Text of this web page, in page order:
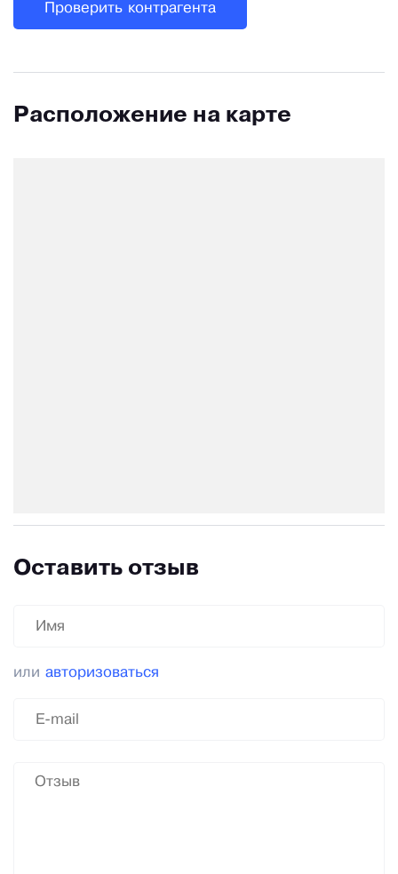
Проверить контрагента
Расположение на карте
Оставить отзыв
или авторизоваться